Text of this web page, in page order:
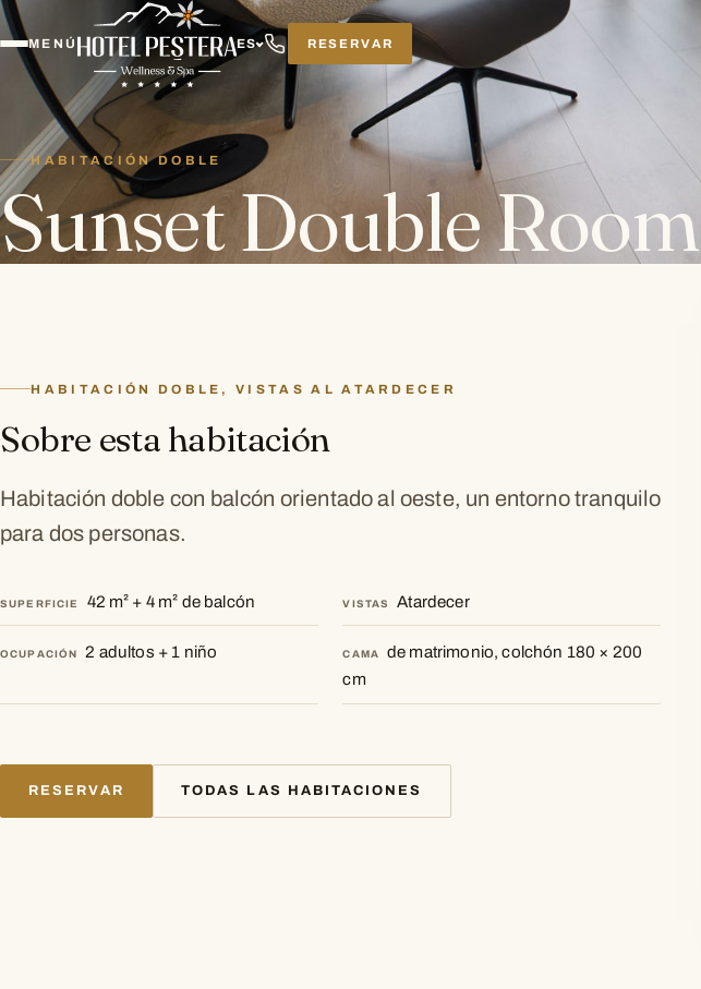
MENÚ ES RESERVAR
HABITACIÓN DOBLE
Sunset Double Room
HABITACIÓN DOBLE, VISTAS AL ATARDECER
Sobre esta habitación
Habitación doble con balcón orientado al oeste, un entorno tranquilo
para dos personas.
SUPERFICIE 42 m² + 4 m² de balcón VISTAS Atardecer
OCUPACIÓN 2 adultos + 1 niño CAMA
de matrimonio, colchón 180 × 200
cm
RESERVAR TODAS LAS HABITACIONES